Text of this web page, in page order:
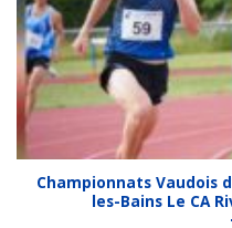
Championnats Vaudois
les-Bains Le CA